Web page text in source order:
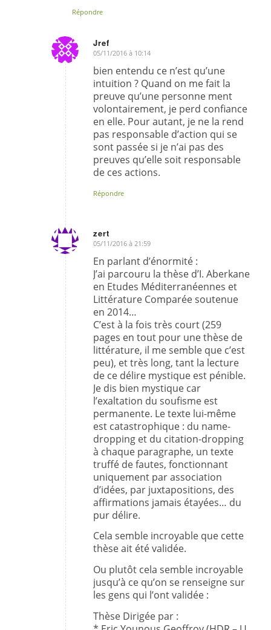
Répondre
Jref
dit
05/11/2016 à 10:14
bien entendu ce n’est qu’une
intuition ? Quand on me fait la
preuve qu’une personne ment
volontairement, je perd confiance
en elle. Pour autant, je ne la rend
pas responsable d’action qui se
sont passée si je n’ai pas des
preuves qu’elle soit responsable
de ces actions.
Répondre
zert
dit
05/11/2016 à 21:59
En parlant d’énormité :
J’ai parcouru la thèse d’I. Aberkane
en Etudes Méditerranéennes et
Littérature Comparée soutenue
en 2014…
C’est à la fois très court (259
pages en tout pour une thèse de
littérature, il me semble que c’est
peu), et très long, tant la lecture
de ce délire mystique est pénible.
Je dis bien mystique car
l’exaltation du soufisme est
permanente. Le texte lui-même
est catastrophique : du name-
dropping et du citation-dropping
à chaque paragraphe, un texte
truffé de fautes, fonctionnant
uniquement par association
d’idées, par juxtapositions, des
affirmations jamais étayées… du
pur délire.
Cela semble incroyable que cette
thèse ait été validée.
Ou plutôt cela semble incroyable
jusqu’à ce qu’on se renseigne sur
les gens qui l’ont validée :
Thèse Dirigée par :